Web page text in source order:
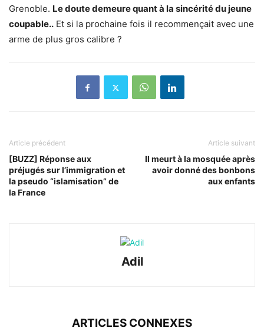
Grenoble. Le doute demeure quant à la sincérité du jeune
coupable.. Et si la prochaine fois il recommençait avec une
arme de plus gros calibre ?
Article précédent
[BUZZ] Réponse aux
préjugés sur l’immigration et
la pseudo “islamisation” de
la France
Article suivant
Il meurt à la mosquée après
avoir donné des bonbons
aux enfants
Adil
ARTICLES CONNEXES